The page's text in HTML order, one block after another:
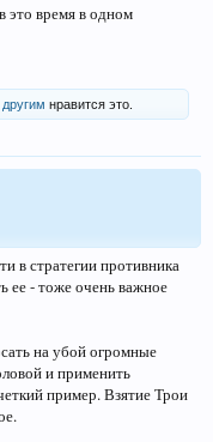
это время в одном
другим нравится это.
в стратегии противника
ее - тоже очень важное
на убой огромные
и применить
пример. Взятие Трои